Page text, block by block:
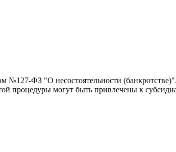
ФЗ "О несостоятельности
процедуры могут быть привлечены к